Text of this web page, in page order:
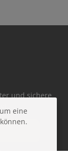
und sichere
eine